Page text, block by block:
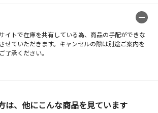
イトで在庫を共有している為、商品の手配ができな
せていただきます。キャンセルの際は別途ご案内を
了承ください。
は、他にこんな商品を見ています